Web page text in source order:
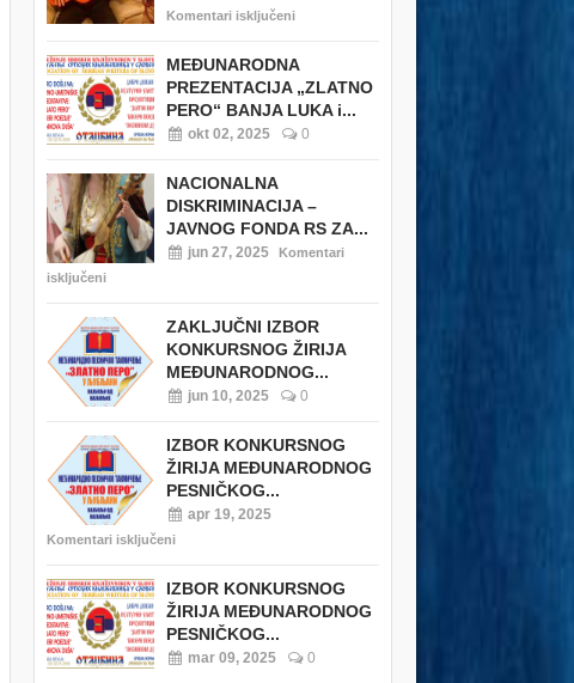
Komentari isključeni
MEĐUNARODNA
PREZENTACIJA „ZLATNO
PERO“ BANJA LUKA i...
okt 02, 2025 0
NACIONALNA
DISKRIMINACIJA –
JAVNOG FONDA RS ZA...
jun 27, 2025
Komentari
isključeni
ZAKLJUČNI IZBOR
KONKURSNOG ŽIRIJA
MEĐUNARODNOG...
jun 10, 2025 0
IZBOR KONKURSNOG
ŽIRIJA MEĐUNARODNOG
PESNIČKOG...
apr 19, 2025
Komentari isključeni
IZBOR KONKURSNOG
ŽIRIJA MEĐUNARODNOG
PESNIČKOG...
mar 09, 2025 0